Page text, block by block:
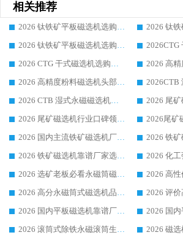
相关推荐
2026 钛铁矿平板磁选机选购全攻略 市场公认优质品牌厂家实力排行榜
2026 钛铁矿平板磁选机选购指南 行业口碑优选品牌生产企业实力排行榜
2026 CTG 干式磁选机选购指南|行业口碑靠谱生产厂家领域强者推荐
2026 高精度粉料磁选机头部厂家选购指南 行业口碑靠谱品牌推荐 领域强者华体会手机网页版-华体会(中国) 解析
2026 CTB 湿式永磁磁选机选购指南|行业口碑良好品牌推荐，领域强者华体会手机网页版-华体会(中国)
2026 尾矿磁选机行业口碑领域强者，源头直供国内主流厂家华体会手机网页版-华体会(中国) 一站式服务
2026 国内主流铁矿磁选机厂家选购指南|行业口碑好品牌推荐，领域强者华体会手机网页版-华体会(中国)
2026 铁矿磁选机靠谱厂家选购指南，领域强者华体会手机网页版-华体会(中国) 铁矿磁选机性价比高
2026 选矿老板必看永磁筒磁选机推荐 行业头部品牌口碑设备选购全攻略
2026 高分永磁筒式磁选机品牌推荐 选矿设备强者对比测评采购避坑全攻略
2026 国内平板磁选机靠谱厂家排名 行业实测口碑设备按需选购全指南
2026 滚筒式除铁永磁滚筒生产厂家推荐排名|行业口碑选购指南，领域强者源头厂商精选